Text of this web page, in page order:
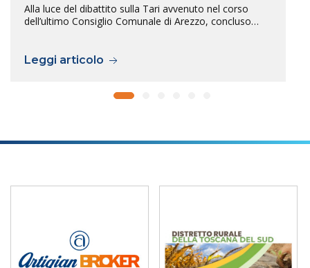
Alla luce del dibattito sulla Tari avvenuto nel corso
dell’ultimo Consiglio Comunale di Arezzo, concluso…
Leggi articolo